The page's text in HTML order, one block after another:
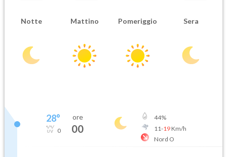
Notte Mattino Pomeriggio Sera
28°
0
ore
00
44%
11-19Km/h
Nord O